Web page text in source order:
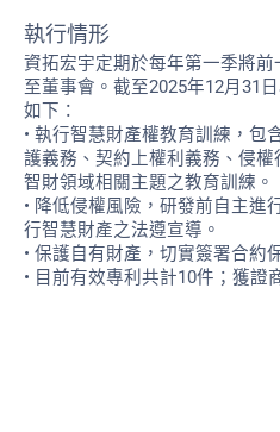
執行情形
資拓宏宇定期於每年第一季將
至董事會。截至2025年12月31
如下：
• 執行智慧財產權教育訓練，包
護義務、契約上權利義務、侵
智財領域相關主題之教育訓練。
• 降低侵權風險，研發前自主進
行智慧財產之法遵宣導。
• 保護自有財產，切實簽署合約
• 目前有效專利共計10件；獲證